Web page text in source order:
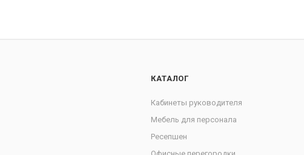
КАТАЛОГ
Кабинеты руководителя
Мебель для персонала
Ресепшен